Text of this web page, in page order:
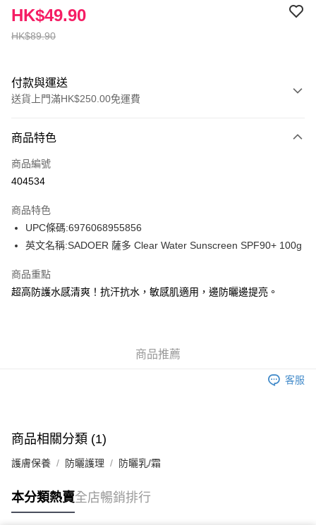
HK$89.90
HK$49.90
付款與運送
送貨上門滿HK$250.00免運費
信用卡
Apple Pay
WeChat Pay
JD京東物流，訂單確認發貨後2-4個工作天送達
商品特色
商品編號
404534
商品特色
UPC條碼:6976068955856
英文名稱:SADOER 薩多 Clear Water Sunscreen SPF90+ 100g
商品重點
超高防護水感清爽！抗汗抗水，敏感肌適用，邊防曬邊提亮。
商品推薦
客服
商品相關分類 (1)
護膚保養 防曬護理 防曬乳/霜
本分類熱賣全店暢銷排行